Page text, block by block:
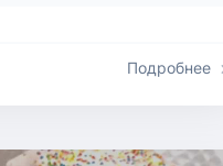
Подробнее